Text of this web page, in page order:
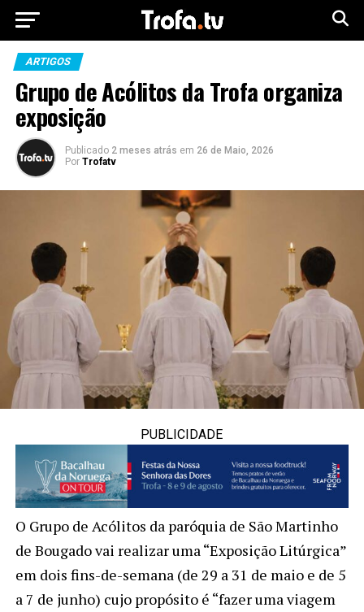
ARTIGOS
Grupo de Acólitos da Trofa organiza
exposição
Publicado 2 meses atrás em 26 de Maio, 2026
Por Trofatv
PUBLICIDADE
O Grupo de Acólitos da paróquia de São Martinho
de Bougado vai realizar uma “Exposição Litúrgica”
em dois fins-de-semana (de 29 a 31 de maio e de 5
a 7 de junho) cujo propósito é “fazer uma viagem